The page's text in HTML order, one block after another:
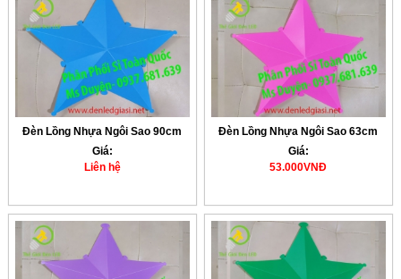
Đèn Lồng Nhựa Ngôi Sao 90cm
Giá:
Liên hệ
Đèn Lồng Nhựa Ngôi Sao 63cm
Giá:
53.000VNĐ